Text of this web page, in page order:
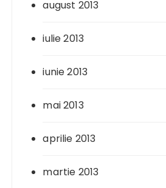
august 2013
iulie 2013
iunie 2013
mai 2013
aprilie 2013
martie 2013